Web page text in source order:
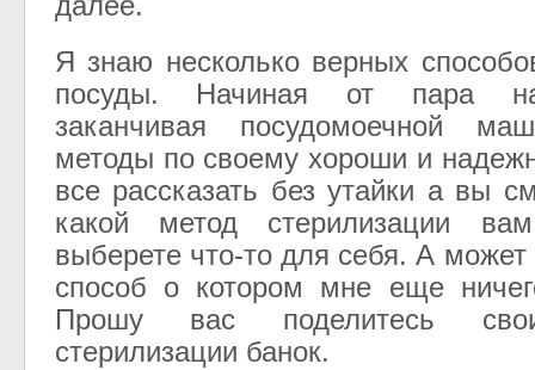
Я знаю несколько верных
посуды. Начиная от пара
заканчивая посудомоечной
методы по своему хороши и
все рассказать без утайки а вы
какой метод стерилизации
выберете что-то для себя. А может
способ о котором мне еще
Прошу вас поделитесь
стерилизации банок.